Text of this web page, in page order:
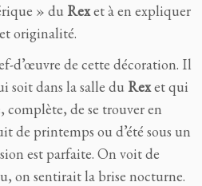
» du Rexet à en expliquer
originalité.
d’œuvre de cette décoration. Il
soit dans la salle du Rexet qui
complète, de se trouver en
de printemps ou d’été sous un
est parfaite. On voit de
on sentirait la brise nocturne.